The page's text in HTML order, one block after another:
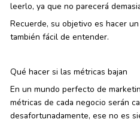
leerlo, ya que no parecerá
Recuerde, su objetivo es hacer
también fácil de entender.
Qué hacer si las métricas bajan
En un mundo perfecto de
métricas de cada negocio serán
desafortunadamente, ese no es